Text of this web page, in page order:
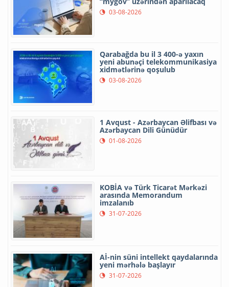
03-08-2026
Qarabağda bu il 3 400-ə yaxın
yeni abunəçi telekommunikasiya
xidmətlərinə qoşulub
03-08-2026
1 Avqust - Azərbaycan Əlifbası və
Azərbaycan Dili Günüdür
01-08-2026
KOBİA və Türk Ticarət Mərkəzi
arasında Memorandum
imzalanıb
31-07-2026
Aİ-nin süni intellekt qaydalarında
yeni mərhələ başlayır
31-07-2026